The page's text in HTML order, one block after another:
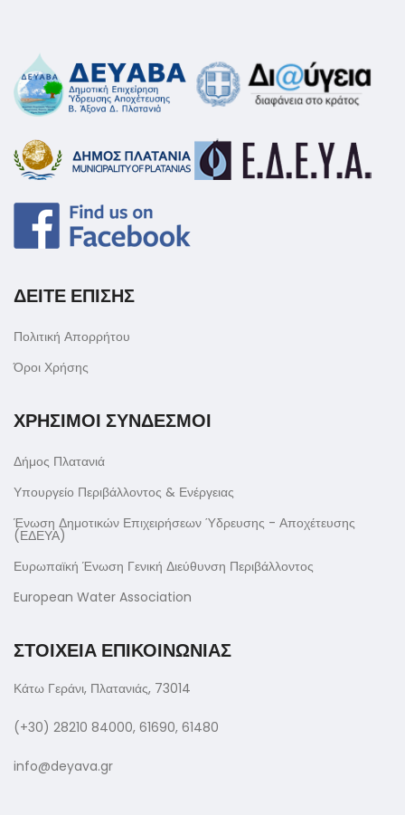
ΔΕΙΤΕ ΕΠΙΣΗΣ
Πολιτική Απορρήτου
Όροι Χρήσης
ΧΡΗΣΙΜΟΙ ΣΥΝΔΕΣΜΟΙ
Δήμος Πλατανιά
Υπουργείο Περιβάλλοντος & Ενέργειας
Ένωση Δημοτικών Επιχειρήσεων Ύδρευσης - Αποχέτευσης
(ΕΔΕΥΑ)
Ευρωπαϊκή Ένωση Γενική Διεύθυνση Περιβάλλοντος
European Water Association
ΣΤΟΙΧΕΙΑ ΕΠΙΚΟΙΝΩΝΙΑΣ
Κάτω Γεράνι, Πλατανιάς, 73014
(+30) 28210 84000, 61690, 61480
info@deyava.gr